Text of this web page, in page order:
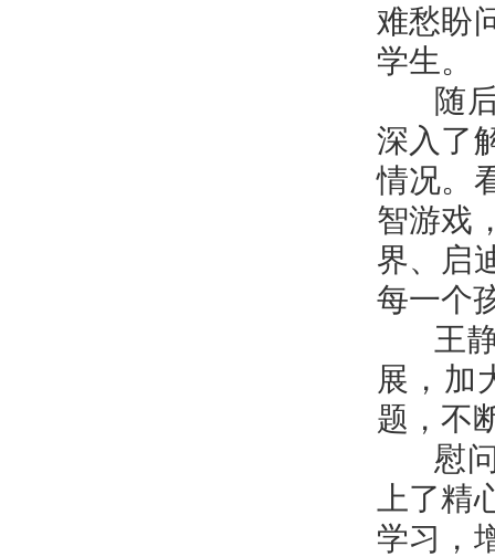
难愁盼
学生。
随后
深入了
情况。
智游戏
界、启
每一个
王静
展，加
题，不
慰问
上了
学习，